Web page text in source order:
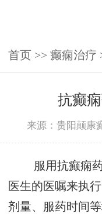
首页 >> 癫痫治疗
抗癫
来源：贵阳颠康
服用抗癫痫
医生的医嘱来执
剂量、服药时间